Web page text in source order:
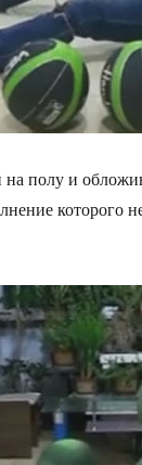
полу и
которого